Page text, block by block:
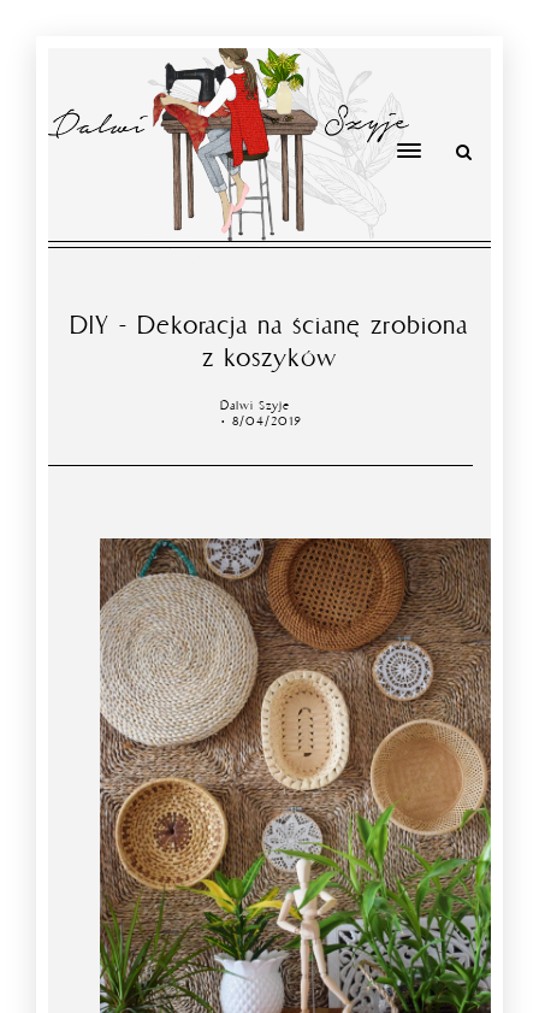
DIY - Dekoracja na ścianę zrobiona
z koszyków
Dalwi Szyje
8/04/2019